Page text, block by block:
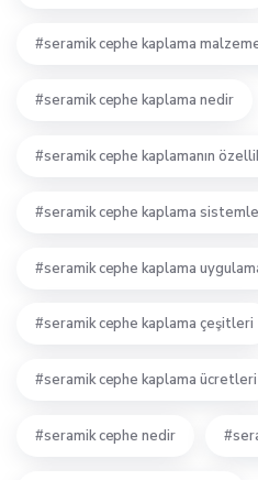
seramik cephe kaplama
seramik cephe kaplama nedir
seramik cephe kaplamanın
seramik cephe kaplama
seramik cephe kaplama
seramik cephe kaplama çeşitleri
seramik cephe kaplama ücretleri
seramik cephe nedir